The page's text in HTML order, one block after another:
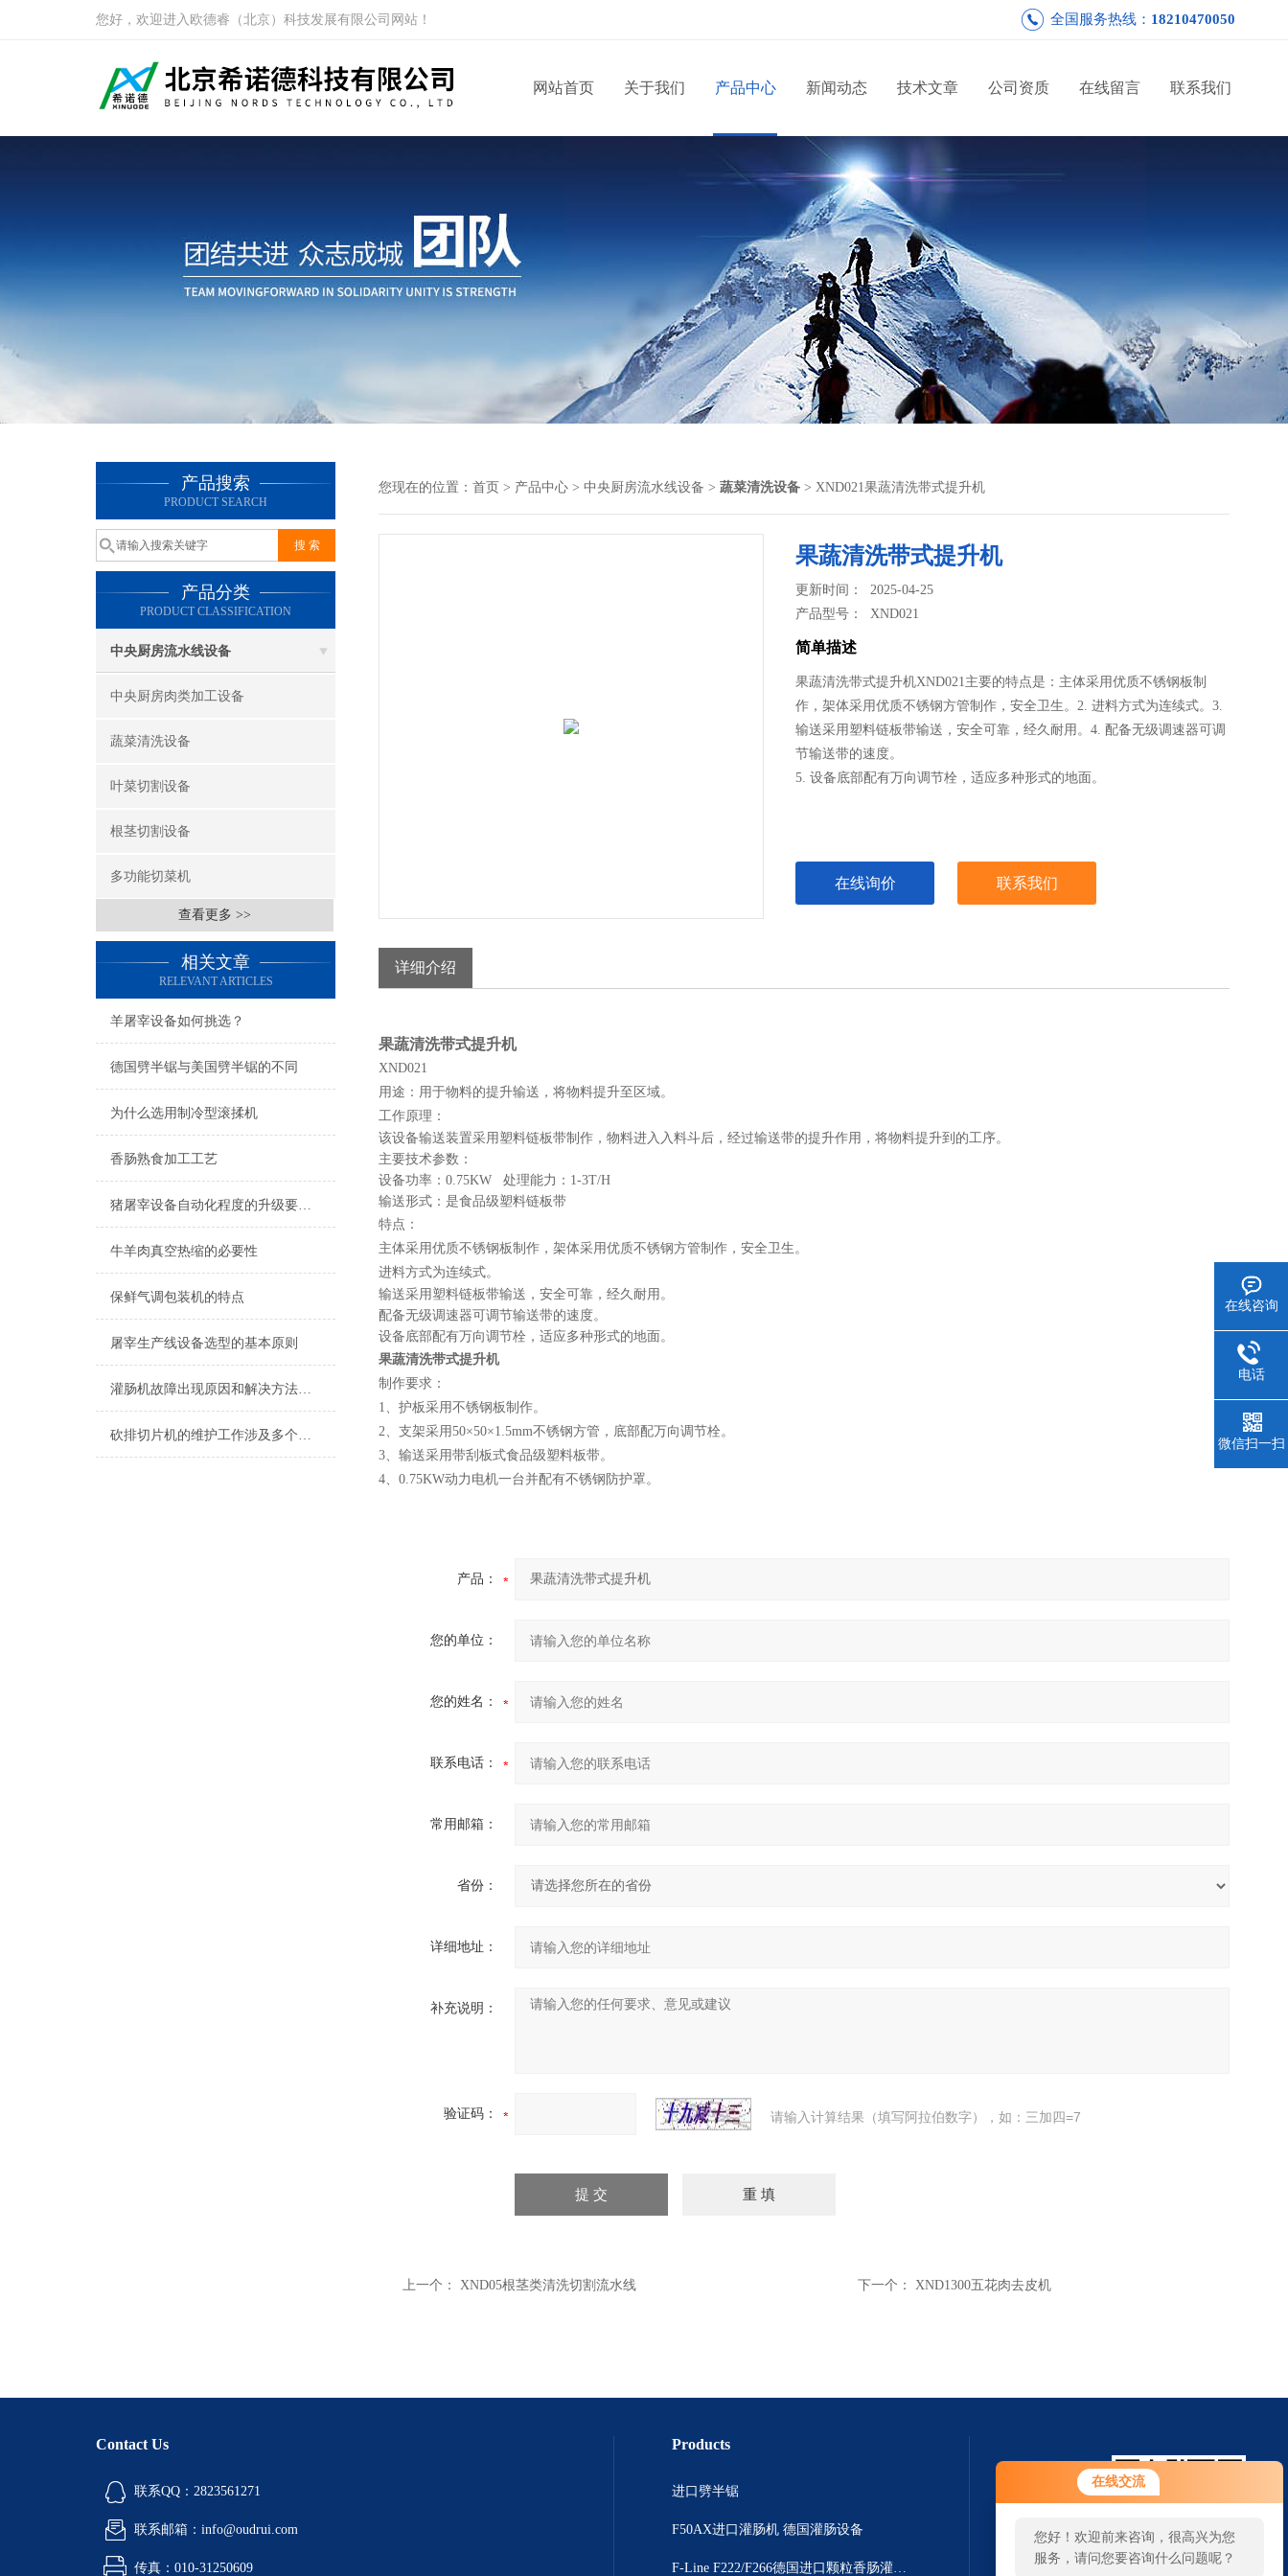
在线交流
您好！欢迎前来咨询，很高兴为您
服务，请问您要咨询什么问题呢？
您好，欢迎进入欧德睿（北京）科技发展有限公司网站！ 全国服务热线： 18210470050
网站首页 关于我们 产品中心 新闻动态 技术文章 公司资质 在线留言 联系我们
产品搜索
PRODUCT SEARCH
产品分类
PRODUCT CLASSIFICATION
中央厨房流水线设备
中央厨房肉类加工设备
蔬菜清洗设备
叶菜切割设备
根茎切割设备
多功能切菜机
查看更多 >>
相关文章
RELEVANT ARTICLES
羊屠宰设备如何挑选？
德国劈半锯与美国劈半锯的不同
为什么选用制冷型滚揉机
香肠熟食加工工艺
猪屠宰设备自动化程度的升级要注意的事项
牛羊肉真空热缩的必要性
保鲜气调包装机的特点
屠宰生产线设备选型的基本原则
灌肠机故障出现原因和解决方法都给您了
砍排切片机的维护工作涉及多个方面
您现在的位置： 首页 > 产品中心 > 中央厨房流水线设备 > 蔬菜清洗设备 > XND021果蔬清洗带式提升机
果蔬清洗带式提升机
更新时间： 2025-04-25
产品型号：XND021
简单描述
果蔬清洗带式提升机XND021主要的特点是：主体采用优质不锈钢板制
作，架体采用优质不锈钢方管制作，安全卫生。2. 进料方式为连续式。3.
输送采用塑料链板带输送，安全可靠，经久耐用。4. 配备无级调速器可调
节输送带的速度。
5. 设备底部配有万向调节栓，适应多种形式的地面。
在线询价 联系我们
详细介绍
果蔬清洗带式提升机
XND021
用途：用于物料的提升输送，将物料提升至区域。
工作原理：
该设备输送装置采用塑料链板带制作，物料进入入料斗后，经过输送带的提升作用，将物料提升到的工序。
主要技术参数：
设备功率：0.75KW 处理能力：1-3T/H
输送形式：是食品级塑料链板带
特点：
主体采用优质不锈钢板制作，架体采用优质不锈钢方管制作，安全卫生。
进料方式为连续式。
输送采用塑料链板带输送，安全可靠，经久耐用。
配备无级调速器可调节输送带的速度。
设备底部配有万向调节栓，适应多种形式的地面。
果蔬清洗带式提升机
制作要求：
1、护板采用不锈钢板制作。
2、支架采用50×50×1.5mm不锈钢方管，底部配万向调节栓。
3、输送采用带刮板式食品级塑料板带。
4、0.75KW动力电机一台并配有不锈钢防护罩。
产品：
您的单位：
您的姓名：
联系电话：
常用邮箱：
省份：
详细地址：
补充说明：
验证码： 请输入计算结果（填写阿拉伯数字），如：三加四=7
上一个： XND05根茎类清洗切割流水线 下一个： XND1300五花肉去皮机
Contact Us
联系QQ：2823561271
联系邮箱：info@oudrui.com
传真：010-31250609
Products
进口劈半锯
F50AX进口灌肠机 德国灌肠设备
F-Line F222/F266德国进口颗粒香肠灌装机 灌肠设备
在线咨询
电话
微信扫一扫